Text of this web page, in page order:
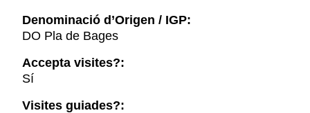
Denominació d’Origen / IGP:
DO Pla de Bages
Accepta visites?:
Sí
Visites guiades?: